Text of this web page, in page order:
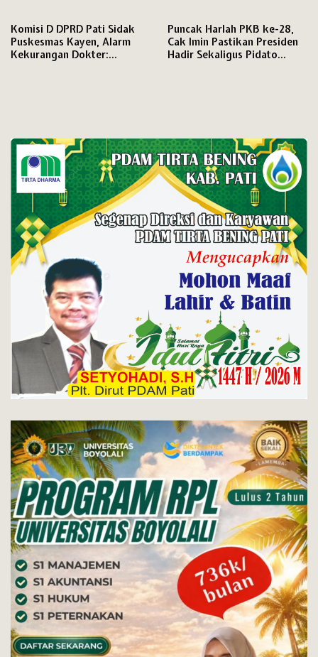
Komisi D DPRD Pati Sidak
Puskesmas Kayen, Alarm
Kekurangan Dokter:
Puncak Harlah PKB ke-28,
Cak Imin Pastikan Presiden
Hadir Sekaligus Pidato